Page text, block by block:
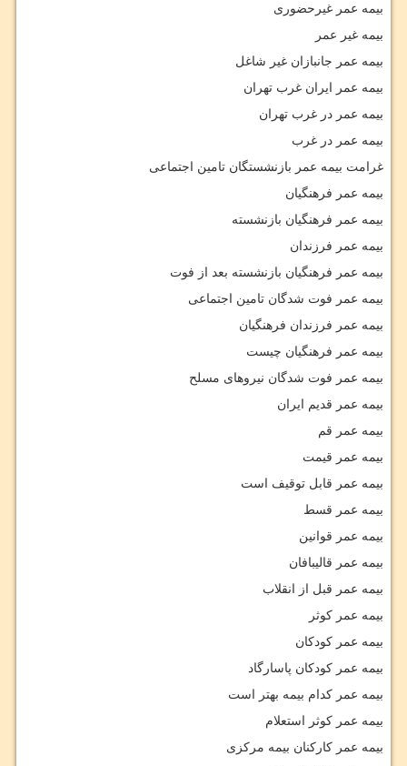
بیمه عمر غیرحضوری
بیمه غیر عمر
بیمه عمر جانبازان غیر شاغل
بیمه عمر ایران غرب تهران
بیمه عمر در غرب تهران
بیمه عمر در غرب
غرامت بیمه عمر بازنشستگان تامین اجتماعی
بیمه عمر فرهنگیان
بیمه عمر فرهنگیان بازنشسته
بیمه عمر فرزندان
بیمه عمر فرهنگیان بازنشسته بعد از فوت
بیمه عمر فوت شدگان تامین اجتماعی
بیمه عمر فرزندان فرهنگیان
بیمه عمر فرهنگیان چیست
بیمه عمر فوت شدگان نیروهای مسلح
بیمه عمر قدیم ایران
بیمه عمر قم
بیمه عمر قیمت
بیمه عمر قابل توقیف است
بیمه عمر قسط
بیمه عمر قوانین
بیمه عمر قالیبافان
بیمه عمر قبل از انقلاب
بیمه عمر کوثر
بیمه عمر کودکان
بیمه عمر کودکان پاسارگاد
بیمه عمر کدام بیمه بهتر است
بیمه عمر کوثر استعلام
بیمه عمر کارکنان بیمه مرکزی